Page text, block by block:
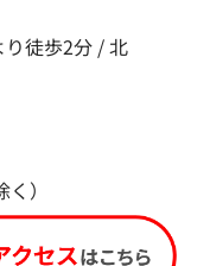
徒歩2分 / 北
）